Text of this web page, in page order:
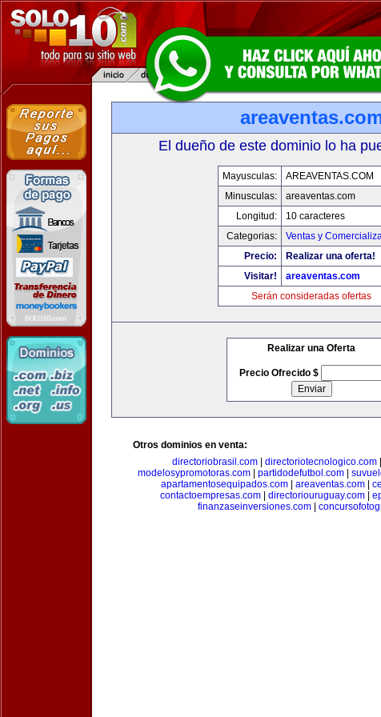
El dueño de este dominio lo ha
Mayusculas:
AREAVENTAS.COM
Minusculas:
areaventas.com
Longitud:
10 caracteres
Categorias:
Ventas y
Precio:
Realizar una oferta!
Visitar!
areaventas.com
Serán consideradas ofertas
Realizar una Oferta
Precio Ofrecido $
Otros dominios en venta:
directoriobrasil.com
directoriotecnologico.com
modelosypromotoras.com| partidodefutbol.com|
apartamentosequipados.com| areaventas.com|
contactoempresas.com
directoriouruguay.com
finanzaseinversiones.com